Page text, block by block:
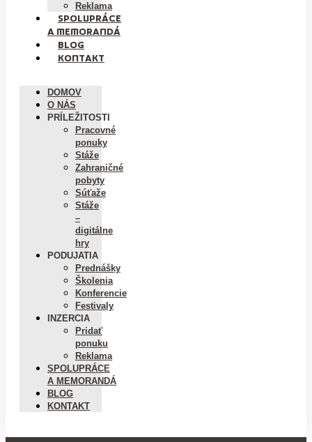
Reklama
SPOLUPRÁCE
A MEMORANDÁ
BLOG
KONTAKT
DOMOV
O NÁS
PRÍLEŽITOSTI
Pracovné
ponuky
Stáže
Zahraničné
pobyty
Súťaže
Stáže
–
digitálne
hry
PODUJATIA
Prednášky
Školenia
Konferencie
Festivaly
INZERCIA
Pridať
ponuku
Reklama
SPOLUPRÁCE
A MEMORANDÁ
BLOG
KONTAKT